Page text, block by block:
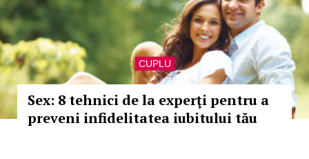
CUPLU
Sex: 8 tehnici de la experţi pentru a
preveni infidelitatea iubitului tău